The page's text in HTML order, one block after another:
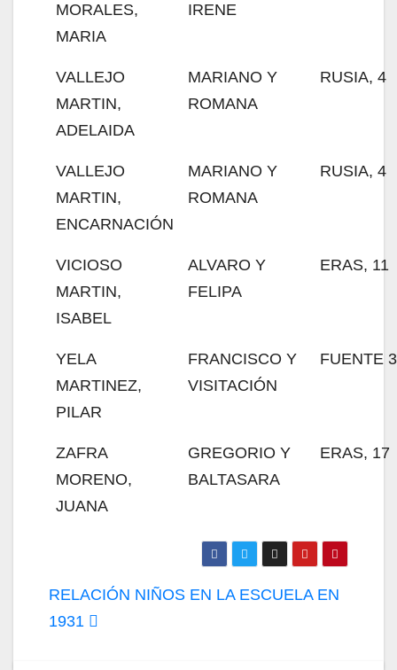
MORALES,
MARIA
IRENE
VALLEJO
MARTIN,
ADELAIDA
MARIANO Y
ROMANA
RUSIA, 4
VALLEJO
MARTIN,
ENCARNACIÓN
MARIANO Y
ROMANA
RUSIA, 4
VICIOSO
MARTIN,
ISABEL
ALVARO Y
FELIPA
ERAS, 11
YELA
MARTINEZ,
PILAR
FRANCISCO Y
VISITACIÓN
FUENTE 3
ZAFRA
MORENO,
JUANA
GREGORIO Y
BALTASARA
ERAS, 17
Navegación
de
RELACIÓN NIÑOS EN LA ESCUELA EN
1931